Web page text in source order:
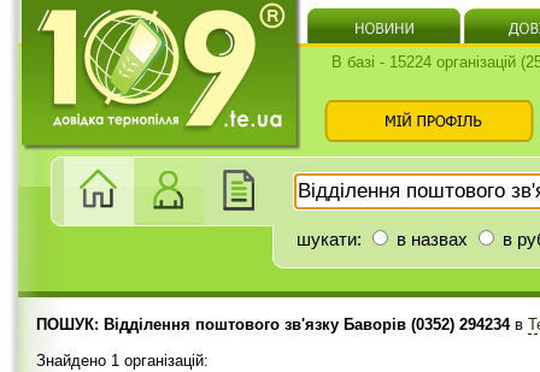
В базі - 15224 організацій
шукати: в назвах в
ПОШУК: Відділення поштового зв'язку Баворів (0352) 294234в
Знайдено 1 організацій: